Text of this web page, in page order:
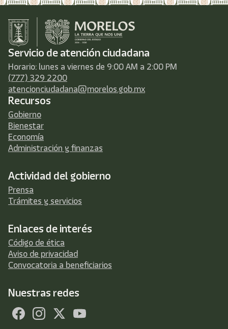
Servicio de atención ciudadana
Horario: lunes a viernes de 9:00 AM a 2:00 PM
(777) 329 2200
atencionciudadana@morelos.gob.mx
Recursos
Gobierno
Bienestar
Economía
Administración y finanzas
Actividad del gobierno
Prensa
Trámites y servicios
Enlaces de interés
Código de ética
Aviso de privacidad
Convocatoria a beneficiarios
Nuestras redes